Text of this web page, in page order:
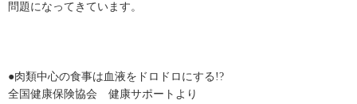
問題になってきています。
●肉類中心の食事は血液をドロドロにする!?
全国健康保険協会 健康サポートより